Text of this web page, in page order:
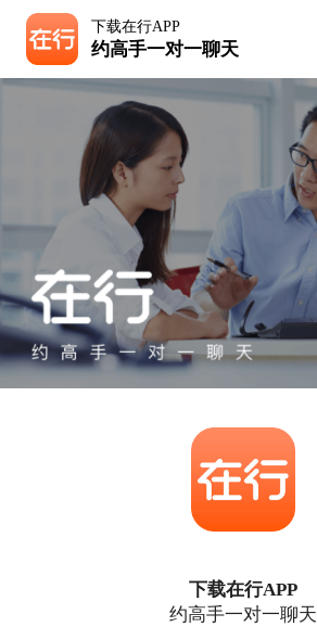
下载在行APP
约高手一对一聊天
下载在行APP
约高手一对一聊天